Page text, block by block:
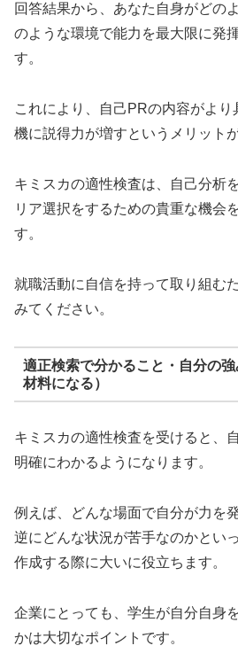
回答結果から、あなた自身がどの
のような環境で能力を最大限に発
す。
これにより、自己PRの内容がよ
機に説得力が増すというメリット
キミスカの適性検査は、自己分析
リア選択をするための貴重な機会
す。
就職活動に自信を持って取り組む
みてください。
適正検索で分かること・自分の
材料になる）
キミスカの適性検査を受けると、
明確にわかるようになります。
例えば、どんな場面で自分が力を
逆にどんな状況が苦手なのかとい
作成する際に大いに役立ちます。
企業にとっても、学生が自分自身
かは大切なポイントです。